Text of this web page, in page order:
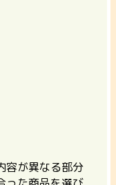
容が異なる部分